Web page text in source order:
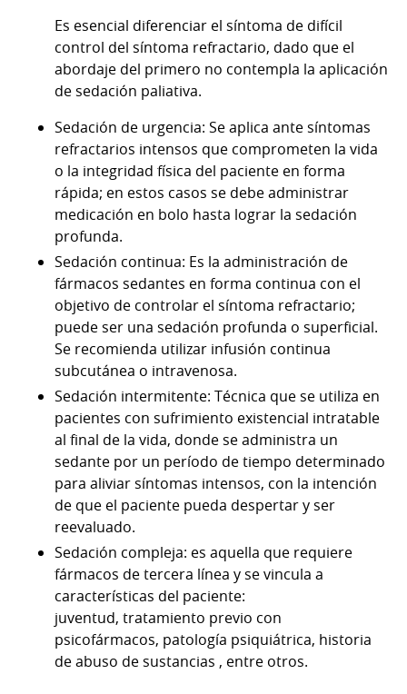
Es esencial diferenciar el síntoma de difícil
control del síntoma refractario, dado que el
abordaje del primero no contempla la aplicación
de sedación paliativa.
Sedación de urgencia: Se aplica ante síntomas
refractarios intensos que comprometen la vida
o la integridad física del paciente en forma
rápida; en estos casos se debe administrar
medicación en bolo hasta lograr la sedación
profunda.
Sedación continua: Es la administración de
fármacos sedantes en forma continua con el
objetivo de controlar el síntoma refractario;
puede ser una sedación profunda o superficial.
Se recomienda utilizar infusión continua
subcutánea o intravenosa.
Sedación intermitente: Técnica que se utiliza en
pacientes con sufrimiento existencial intratable
al final de la vida, donde se administra un
sedante por un período de tiempo determinado
para aliviar síntomas intensos, con la intención
de que el paciente pueda despertar y ser
reevaluado.
Sedación compleja: es aquella que requiere
fármacos de tercera línea y se vincula a
características del paciente:
juventud, tratamiento previo con
psicofármacos, patología psiquiátrica, historia
de abuso de sustancias , entre otros.